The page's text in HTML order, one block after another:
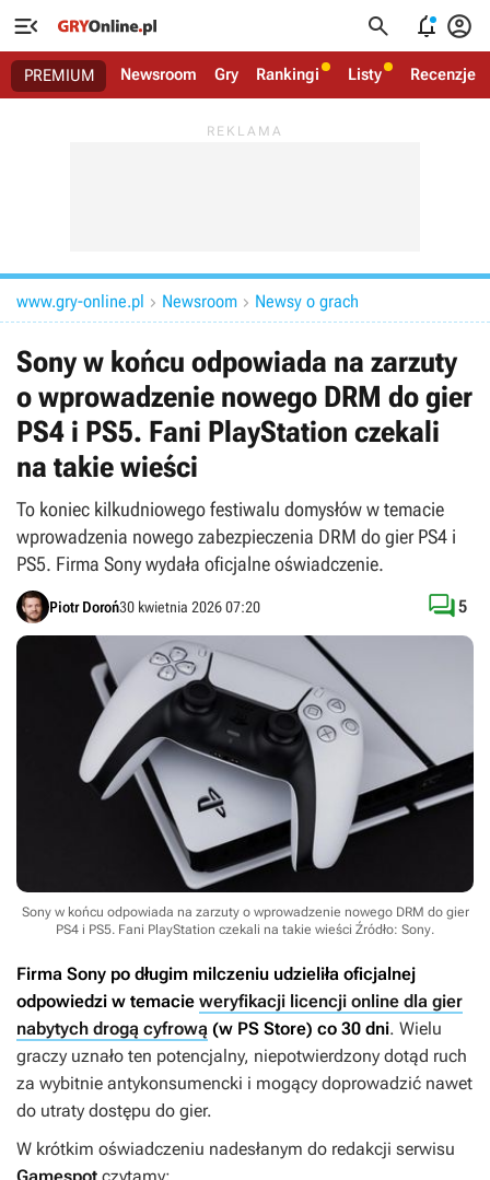
   
PREMIUM Newsroom Gry Rankingi Listy Recenzje
www.gry-online.pl  Newsroom  Newsy o grach
Sony w końcu odpowiada na zarzuty
o wprowadzenie nowego DRM do gier
PS4 i PS5. Fani PlayStation czekali
na takie wieści
To koniec kilkudniowego festiwalu domysłów w temacie
wprowadzenia nowego zabezpieczenia DRM do gier PS4 i
PS5. Firma Sony wydała oficjalne oświadczenie.
Piotr Doroń30 kwietnia 2026 07:20 5
Sony w końcu odpowiada na zarzuty o wprowadzenie nowego DRM do gier
PS4 i PS5. Fani PlayStation czekali na takie wieści Źródło: Sony.
Firma Sony po długim milczeniu udzieliła oficjalnej
odpowiedzi w temacie weryfikacji licencji online dla gier
nabytych drogą cyfrową (w PS Store) co 30 dni. Wielu
graczy uznało ten potencjalny, niepotwierdzony dotąd ruch
za wybitnie antykonsumencki i mogący doprowadzić nawet
do utraty dostępu do gier.
W krótkim oświadczeniu nadesłanym do redakcji serwisu